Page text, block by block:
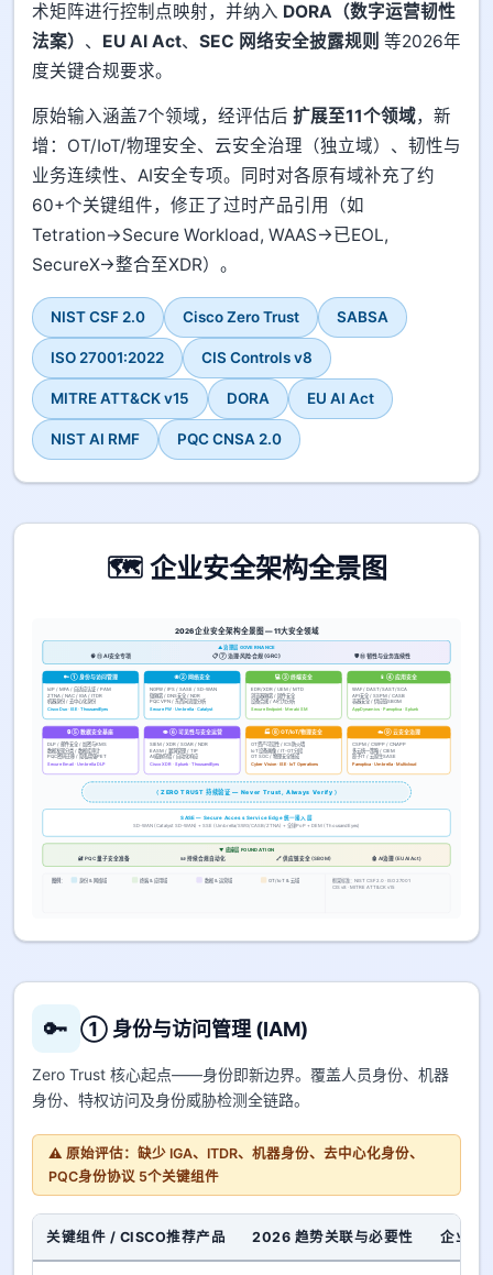
术矩阵进行控制点映射，并纳入 DORA（数字运营韧性
法案） 、 EU AI Act、 SEC 网络安全披露规则 等2026年
度关键合规要求。
原始输入涵盖7个领域，经评估后 扩展至11个领域，新
增：OT/IoT/物理安全、云安全治理（独立域）、韧性与
业务连续性、AI安全专项。同时对各原有域补充了约
60+个关键组件，修正了过时产品引用（如
Tetration→Secure Workload, WAAS→已EOL,
SecureX→整合至XDR）。
NIST CSF 2.0 Cisco Zero Trust SABSA
ISO 27001:2022 CIS Controls v8
MITRE ATT&CK v15 DORA EU AI Act
NIST AI RMF PQC CNSA 2.0
🗺️ 企业安全架构全景图
2026 企业安全架构全景图 — 11大安全领域
▲ 治理层 GOVERNANCE
🧠 ⑪ AI安全专项 📋 ⑦ 治理·风险·合规 (GRC) 🛡️ ⑩ 韧性与业务连续性
🔑 ① 身份与访问管理
IdP / MFA / 自适应认证 / PAM
ZTNA / NAC / IGA / ITDR
机器身份 / 去中心化身份
Cisco Duo · ISE · ThousandEyes
🌐 ② 网络安全
NGFW / IPS / SASE / SD-WAN
微隔离 / DNS安全 / NDR
PQC VPN / 东西向流量分析
Secure FW · Umbrella · Catalyst
💻 ③ 终端安全
EDR/XDR / UEM / MTD
浏览器隔离 / 固件安全
设备合规 / AI行为分析
Secure Endpoint · Meraki SM
📱 ④ 应用安全
WAF / DAST/SAST/SCA
API安全 / SSPM / CASB
容器安全 / 供应链SBOM
AppDynamics · Panoptica · Splunk
🔒 ⑤ 数据安全基座
DLP / 邮件安全 / 加密与KMS
数据发现分类 / 数据库审计
PQC密码迁移 / 隐私增强PET
Secure Email · Umbrella DLP
👁️ ⑥ 可见性与安全运营
SIEM / XDR / SOAR / NDR
EASM / 漏洞管理 / TIP
AI威胁狩猎 / 自动化响应
Cisco XDR · Splunk · ThousandEyes
🏭 ⑧ OT/IoT/物理安全
OT资产可见性 / ICS防火墙
IoT设备画像 / IT-OT分段
OT SOC / 物理安全集成
Cyber Vision · ISE · IoT Operations
☁️ ⑨ 云安全治理
CSPM / CWPP / CNAPP
多云统一策略 / CIEM
影子IT / 云原生SASE
Panoptica · Umbrella · Multicloud
⟨ ZERO TRUST 持续验证 — Never Trust, Always Verify ⟩
SASE — Secure Access Service Edge 统一接入层
SD-WAN (Catalyst SD-WAN) + SSE (Umbrella/SWG/CASB/ZTNA) + 全球PoP + DEM (ThousandEyes)
▼ 底座层 FOUNDATION
🔐 PQC 量子安全准备
📜 持续合规自动化 🔗 供应链安全 (SBOM) 🤖 AI治理 (EU AI Act)
图例： 身份 & 网络域 终端 & 应用域 数据 & 运营域 OT/IoT & 云域 框架标准：NIST CSF 2.0 · ISO 27001
CIS v8 · MITRE ATT&CK v15
🔑 ① 身份与访问管理 (IAM)
Zero Trust 核心起点——身份即新边界。覆盖人员身份、机器
身份、特权访问及身份威胁检测全链路。
⚠️ 原始评估：缺少 IGA、ITDR、机器身份、去中心化身份、
PQC身份协议 5个关键组件
关键组件 / CISCO推荐产品 2026 趋势关联与必要性 企业对